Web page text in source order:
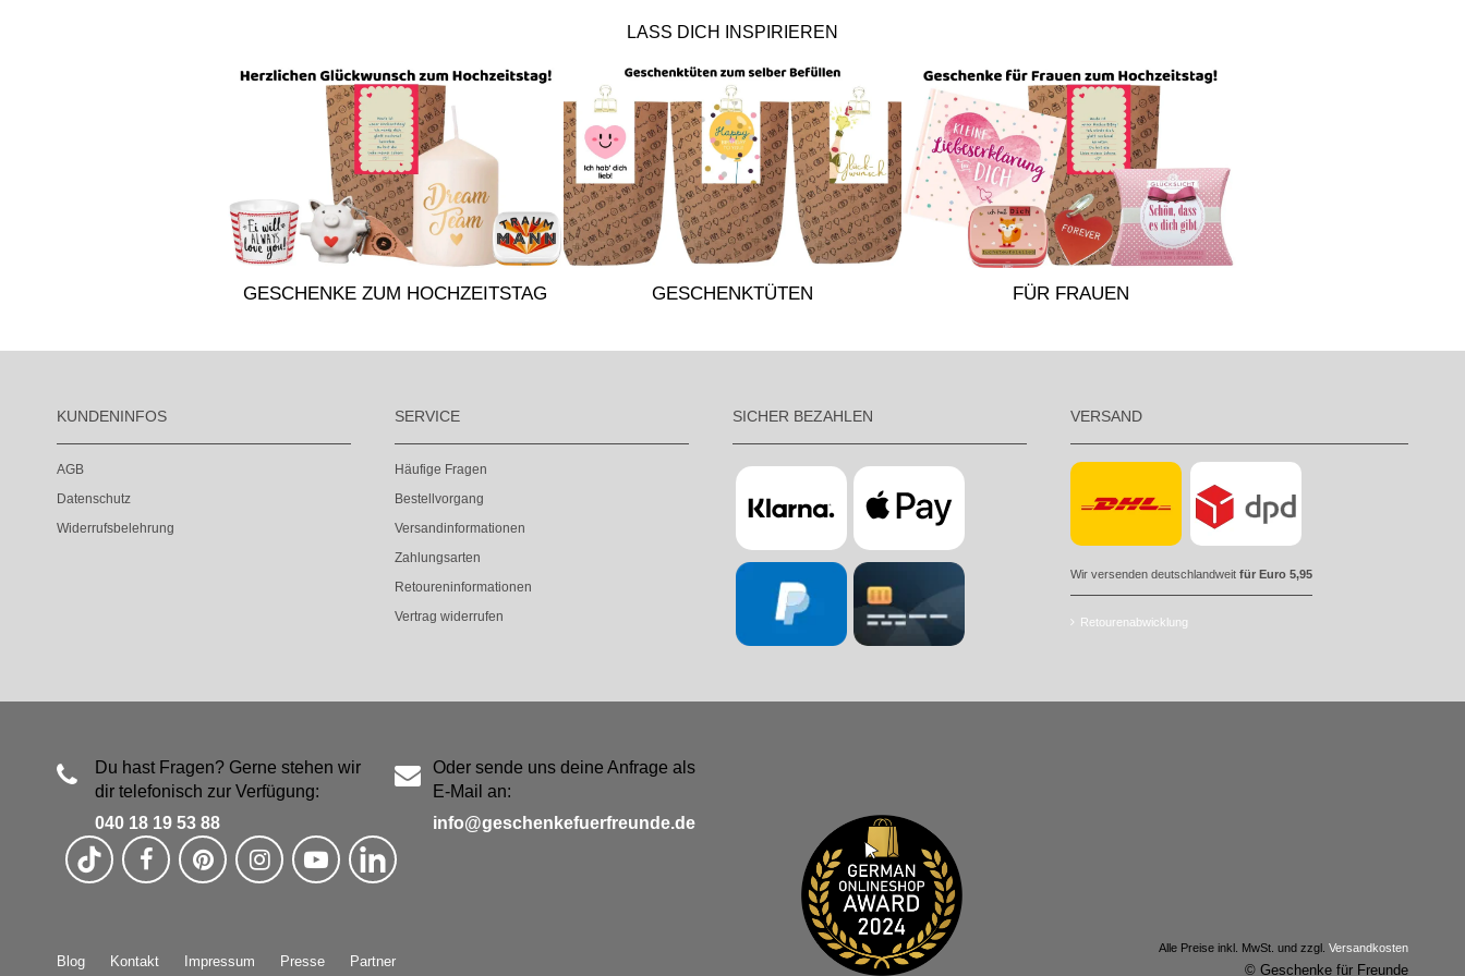
LASS DICH INSPIRIEREN
GESCHENKE ZUM HOCHZEITSTAG GESCHENKTÜTEN FÜR FRAUEN
KUNDENINFOS
AGB
Datenschutz
Widerrufsbelehrung
SERVICE
Häufige Fragen
Bestellvorgang
Versandinformationen
Zahlungsarten
Retoureninformationen
Vertrag widerrufen
SICHER BEZAHLEN VERSAND
Wir versenden deutschlandweit für Euro 5,95
Retourenabwicklung
Du hast Fragen? Gerne stehen wir
dir telefonisch zur Verfügung:
040 18 19 53 88
Oder sende uns deine Anfrage als
E-Mail an:
info@geschenkefuerfreunde.de
Blog Kontakt Impressum Presse Partner
Alle Preise inkl. MwSt. und zzgl. Versandkosten
© Geschenke für Freunde